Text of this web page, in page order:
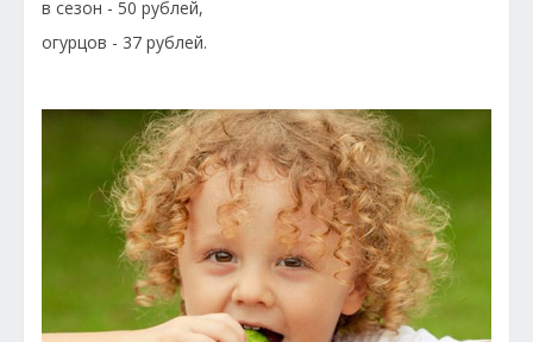
в сезон - 50 рублей,
огурцов - 37 рублей.